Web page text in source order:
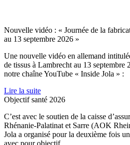
Nouvelle vidéo : « Journée de la
au 13 septembre 2026 »
Une nouvelle vidéo en allemand
de tissus à Lambrecht au 13 septembre
notre chaîne YouTube « Inside Jola » :
Lire la suite
Objectif santé 2026
C’est avec le soutien de la caisse
Rhénanie-Palatinat et Sarre (AOK
Jola a organisé pour la deuxième fois
avec pour objectif ...